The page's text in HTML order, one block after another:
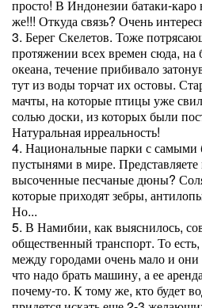
просто! В Индонезии батаки-каро
же!!! Откуда связь? Очень
3. Берег Скелетов. Тоже
протяжении всех времен сюда, на
океана, течение прибивало
тут из воды торчат их остовы.
мачты, на которые птицы уже
солью доски, из которых были
Натуральная ирреальность!
4. Национальные парки с
пустынями в мире.
высоченные песчаные дюны?
которые приходят зебры,
Но...
5. В Намибии, как выяснилось,
общественный транспорт. То
между городами очень мало и они
что надо брать машину, а ее
почему-то. К тому же, кто будет